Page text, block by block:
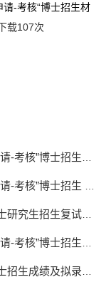
请-考核“博士招生材
载107次
-考核”博士招生成
-考核”博士招生 材
研究生招生复试方案
-考核”博士招生成
招生成绩及拟录取